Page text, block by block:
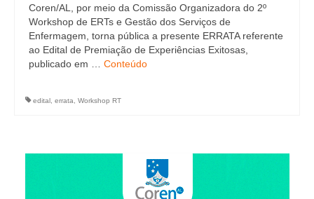
Coren/AL, por meio da Comissão Organizadora do 2º
Workshop de ERTs e Gestão dos Serviços de
Enfermagem, torna pública a presente ERRATA referente
ao Edital de Premiação de Experiências Exitosas,
publicado em … Conteúdo
edital errata Workshop RT